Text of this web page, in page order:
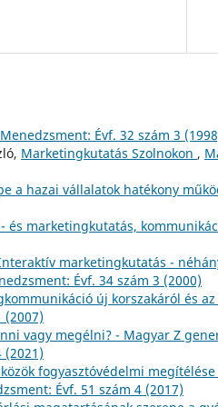
Évf. 32 szám 3
Marketingkutatás Szolnokon ,
a hazai vállalatok hatékony
és marketingkutatás,
marketingkutatás -
Évf. 34 szám 3 (2000)
új korszakáról és
(2007)
vagy megélni? - Magyar Z
(2021)
fogyasztóvédelmi
Évf. 51 szám 4 (2017)